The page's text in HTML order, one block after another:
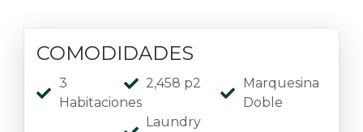
COMODIDADES
3
Habitaciones
2,458 p2
Laundry
Marquesina
Doble